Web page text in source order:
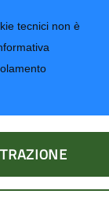
tecnici non è